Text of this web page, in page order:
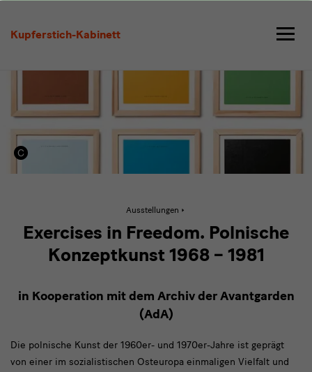
Kupferstich-Kabinett
in
Freedom.
Konzeptkunst
1968
Ausstellungen
in
Polnische
1981
Exercises in Freedom. Polnische
Konzeptkunst 1968 – 1981
in Kooperation mit dem Archiv der Avantgarden
(AdA)
Die polnische Kunst der 1960er- und 1970er-Jahre ist geprägt
von einer im sozialistischen Osteuropa einmaligen Vielfalt und